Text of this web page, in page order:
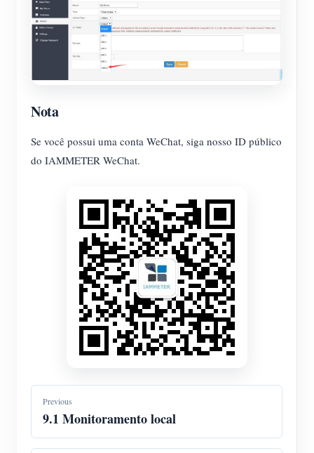
Nota
Se você possui uma conta WeChat, siga nosso ID público
do IAMMETER WeChat.
Previous
9.1 Monitoramento local